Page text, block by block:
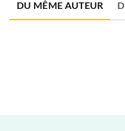
DU MÊME AUTEUR